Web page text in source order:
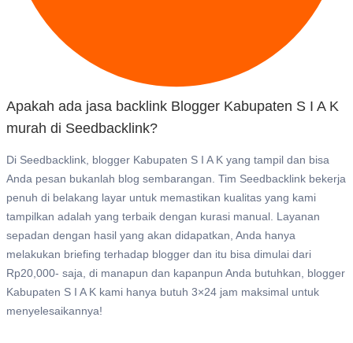
Apakah ada jasa backlink Blogger Kabupaten S I A K
murah di Seedbacklink?
Di Seedbacklink, blogger Kabupaten S I A K yang tampil dan bisa
Anda pesan bukanlah blog sembarangan. Tim Seedbacklink bekerja
penuh di belakang layar untuk memastikan kualitas yang kami
tampilkan adalah yang terbaik dengan kurasi manual. Layanan
sepadan dengan hasil yang akan didapatkan, Anda hanya
melakukan briefing terhadap blogger dan itu bisa dimulai dari
Rp20,000- saja, di manapun dan kapanpun Anda butuhkan, blogger
Kabupaten S I A K kami hanya butuh 3×24 jam maksimal untuk
menyelesaikannya!